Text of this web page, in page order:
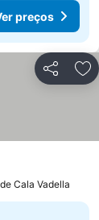
preços
Partilhar
Cala Vadella